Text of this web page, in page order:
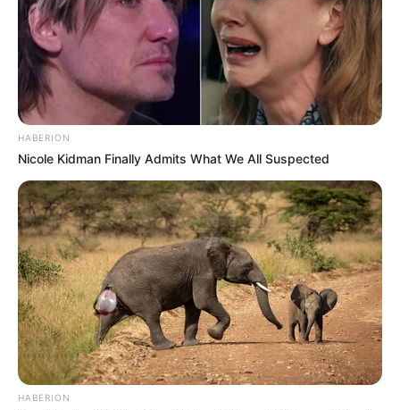
HABERION
Nicole Kidman Finally Admits What We All Suspected
HABERION